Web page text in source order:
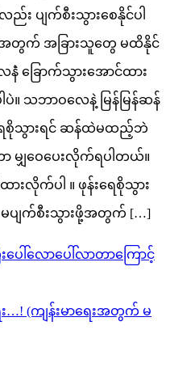
ပျက်စီးသွားစေနိုင်ပါ
အတွက် အခြားသူတွေ မထိနိုင်
ခြောက်သွားအောင်ထား
သဘာဝလေနဲ့ မြန်မြန်ဆန်
ေစိုသွားရင် ဆန်ထဲမထည့်ဘဲ
ျှဝေပေးလိုက်ရပါတယ်။
ားလိုက်ပါ ။ ဖုန်းရေစိုသွား
ပျက်စီးသွားဖို့အတွက် […]
ေါ်လောပေါ်လာတာကြောင့်
…! (ကျန်းမာရေးအတွက် မ